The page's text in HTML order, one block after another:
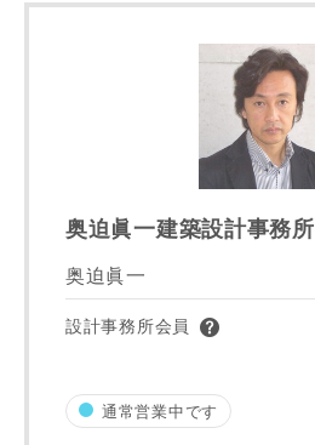
奥迫眞一建築設計事務所
奥迫眞一
設計事務所会員
通常営業中です
番地、建物名